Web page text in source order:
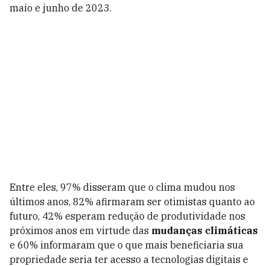
maio e junho de 2023.
Entre eles, 97% disseram que o clima mudou nos
últimos anos, 82% afirmaram ser otimistas quanto ao
futuro, 42% esperam redução de produtividade nos
próximos anos em virtude das mudanças climáticas
e 60% informaram que o que mais beneficiaria sua
propriedade seria ter acesso a tecnologias digitais e